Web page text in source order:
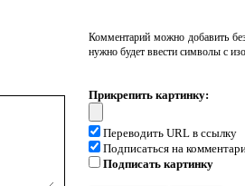
Комментарий можно добавить
нужно будет ввести символы с
Прикрепить картинку:
Переводить URL в ссылку
Подписаться на
Подписать картинку